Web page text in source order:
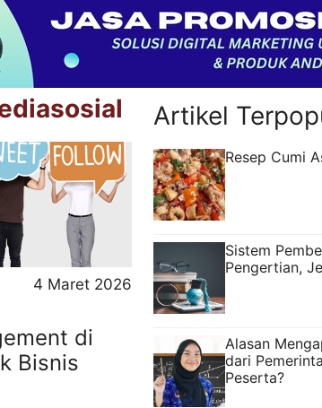
4 Maret 2026
di
Bisnis
Artikel
Resep Cumi
Sistem
Pengertian,
Alasan
dari
Peserta?